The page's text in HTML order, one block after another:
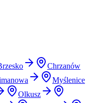
Chrzanów
Myślenice
Olkusz